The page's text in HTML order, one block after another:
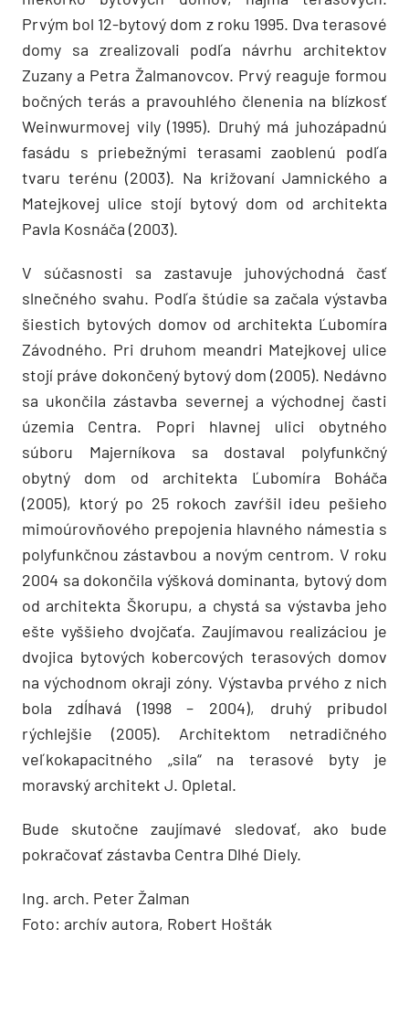
Prvým bol 12-bytový dom z roku 1995. Dva terasové
domy sa zrealizovali podľa návrhu architektov
Zuzany a Petra Žalmanovcov. Prvý reaguje formou
bočných terás a pravouhlého členenia na blízkosť
Weinwurmovej vily (1995). Druhý má juhozápadnú
fasádu s priebežnými terasami zaoblenú podľa
tvaru terénu (2003). Na križovaní Jamnického a
Matejkovej ulice stojí bytový dom od architekta
Pavla Kosnáča (2003).
V súčasnosti sa zastavuje juhovýchodná časť
slnečného svahu. Podľa štúdie sa začala výstavba
šiestich bytových domov od architekta Ľubomíra
Závodného. Pri druhom meandri Matejkovej ulice
stojí práve dokončený bytový dom (2005). Nedávno
sa ukončila zástavba severnej a východnej časti
územia Centra. Popri hlavnej ulici obytného
súboru Majerníkova sa dostaval polyfunkčný
obytný dom od architekta Ľubomíra Boháča
(2005), ktorý po 25 rokoch zavŕšil ideu pešieho
mimoúrovňového prepojenia hlavného námestia s
polyfunkčnou zástavbou a novým centrom. V roku
2004 sa dokončila výšková dominanta, bytový dom
od architekta Škorupu, a chystá sa výstavba jeho
ešte vyššieho dvojčaťa. Zaujímavou realizáciou je
dvojica bytových kobercových terasových domov
na východnom okraji zóny. Výstavba prvého z nich
bola zdĺhavá (1998 – 2004), druhý pribudol
rýchlejšie (2005). Architektom netradičného
veľkokapacitného „sila“ na terasové byty je
moravský architekt J. Opletal.
Bude skutočne zaujímavé sledovať, ako bude
pokračovať zástavba Centra Dlhé Diely.
Ing. arch. Peter Žalman
Foto: archív autora, Robert Hošták